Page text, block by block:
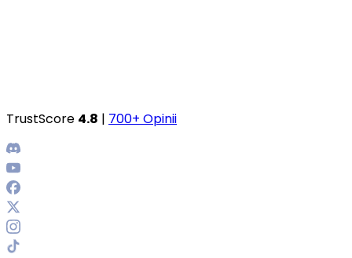
TrustScore 4.8 | 700+ Opinii